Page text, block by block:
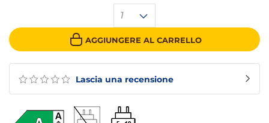
Lascia una recensione
1
AGGIUNGERE AL CARRELLO